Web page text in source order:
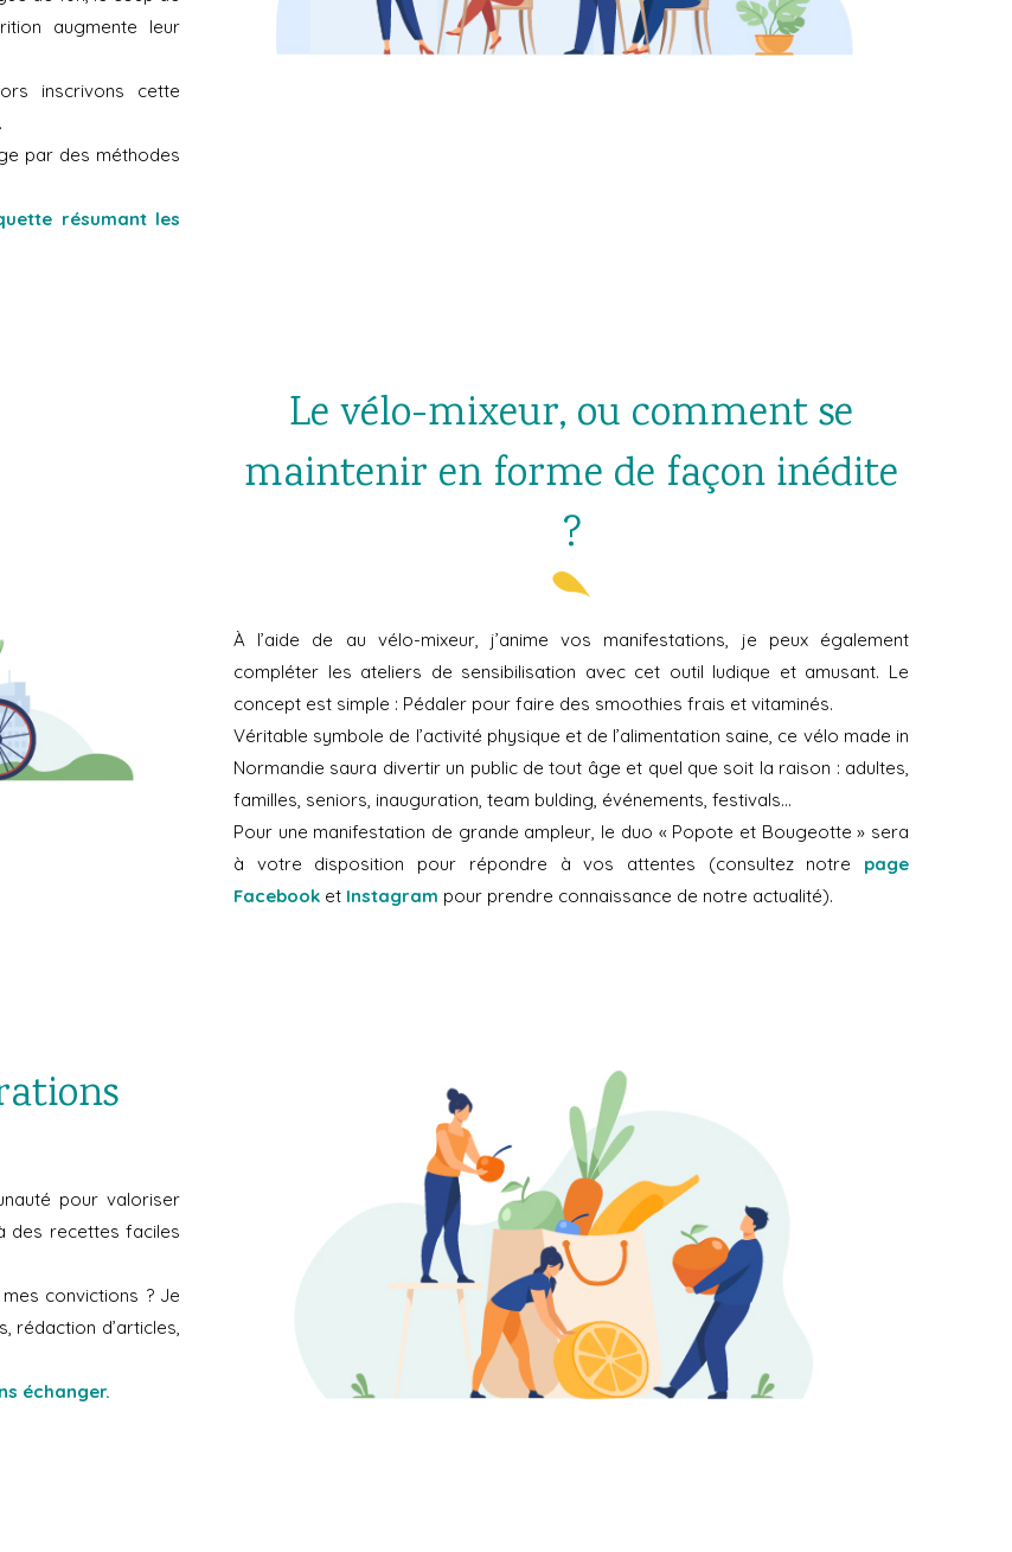
augmente leur
inscrivons cette
par des méthodes
résumant les
Le vélo-mixeur, ou comment se
maintenir en forme de façon inédite
?
À l’aide de au vélo-mixeur, j’anime vos manifestations, je peux également
compléter les ateliers de sensibilisation avec cet outil ludique et amusant. Le
concept est simple : Pédaler pour faire des smoothies frais et vitaminés.
Véritable symbole de l’activité physique et de l’alimentation saine, ce vélo made in
Normandie saura divertir un public de tout âge et quel que soit la raison : adultes,
familles, seniors, inauguration, team bulding, événements, festivals…
Pour une manifestation de grande ampleur, le duo « Popote et Bougeotte » sera
à votre disposition pour répondre à vos attentes (consultez notre page
Facebook et Instagram pour prendre connaissance de notre actualité).
pour valoriser
des recettes faciles
convictions ? Je
rédaction d’articles,
échanger.